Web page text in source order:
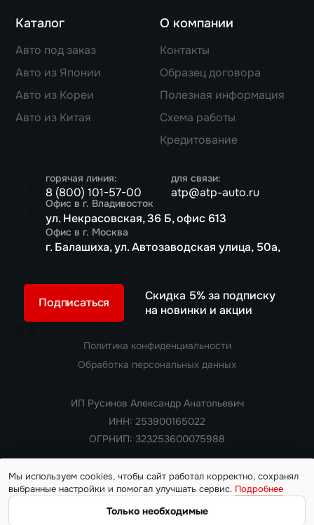
Каталог
Авто под заказ
Авто из Японии
Авто из Кореи
Авто из Китая
О компании
Контакты
Образец договора
Полезная информация
Схема работы
Кредитование
горячая линия:
8 (800) 101-57-00
для связи:
atp@atp-auto.ru
Офис в г. Владивосток
ул. Некрасовская, 36 Б, офис 613
Офис в г. Москва
г. Балашиха, ул. Автозаводская улица, 50а,
Скидка 5% за подписку
на новинки и акции
Подписаться
Copyright 2018 — 2026. Все права защищены
Информация на сайте носит ознакомительный характер и не
Политика конфиденциальности
Обработка персональных данных
ИП Русинов Александр Анатольевич
ИНН: 253900165022
ОГРНИП: 323253600075988
Мы используем cookies, чтобы сайт работал корректно, сохранял
выбранные настройки и помогал улучшать сервис. Подробнее
Только необходимые